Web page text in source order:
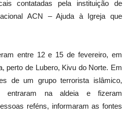
contatadas pela instituição de
ACN – Ajuda à Igreja que
entre 12 e 15 de fevereiro, em
perto de Lubero, Kivu do Norte. Em
de um grupo terrorista islâmico,
entraram na aldeia e fizeram
reféns, informaram as fontes